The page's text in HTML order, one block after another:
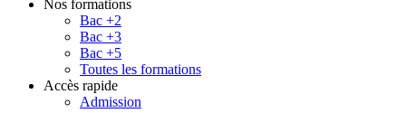
Nos formations
Bac +2
Bac +3
Bac +5
Toutes les formations
Accès rapide
Admission